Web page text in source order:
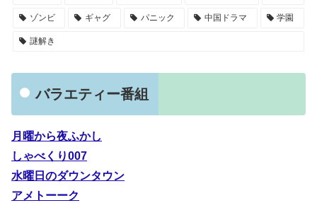
ゾンビ ギャグ パニック 中国ドラマ 学園
謎解き
バラエティー番組
月曜から夜ふかし
しゃべくり007
水曜日のダウンタウン
アメトーーク